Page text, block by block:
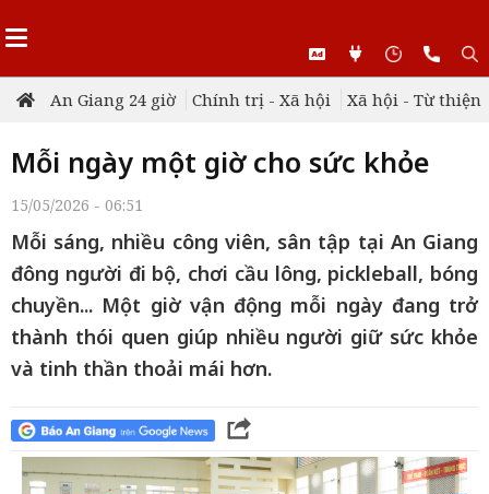
An Giang 24 giờ Chính trị - Xã hội Xã hội - Từ thiện
Mỗi ngày một giờ cho sức khỏe
15/05/2026 - 06:51
Mỗi sáng, nhiều công viên, sân tập tại An Giang
đông người đi bộ, chơi cầu lông, pickleball, bóng
chuyền... Một giờ vận động mỗi ngày đang trở
thành thói quen giúp nhiều người giữ sức khỏe
và tinh thần thoải mái hơn.